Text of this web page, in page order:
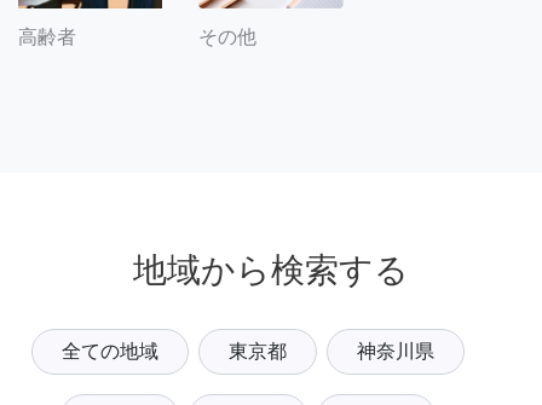
高齢者 その他
地域から検索する
全ての地域 東京都 神奈川県